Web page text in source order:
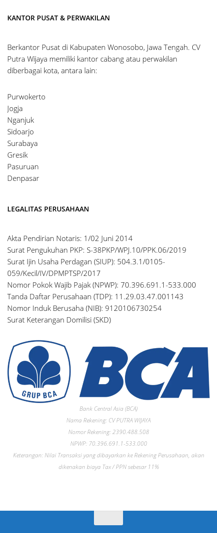
KANTOR PUSAT & PERWAKILAN
Berkantor Pusat di Kabupaten Wonosobo, Jawa Tengah. CV
Putra Wijaya memiliki kantor cabang atau perwakilan
diberbagai kota, antara lain:
Purwokerto
Jogja
Nganjuk
Sidoarjo
Surabaya
Gresik
Pasuruan
Denpasar
LEGALITAS PERUSAHAAN
Akta Pendirian Notaris: 1/02 Juni 2014
Surat Pengukuhan PKP: S-38PKP/WPJ.10/PPK.06/2019
Surat Ijin Usaha Perdagan (SIUP): 504.3.1/0105-
059/Kecil/IV/DPMPTSP/2017
Nomor Pokok Wajib Pajak (NPWP): 70.396.691.1-533.000
Tanda Daftar Perusahaan (TDP): 11.29.03.47.001143
Nomor Induk Berusaha (NIB): 9120106730254
Surat Keterangan Domilisi (SKD)
Bank Central Asia (BCA)
Nama Rekening: CV PUTRA WIJAYA
Nomor Rekening: 2390.488.508
NPWP: 70.396.691.1-533.000
Keterangan: Nilai Transaksi yang dibayarkan ke Rekening Perusahaan, akan
dikenakan biaya Tax / PPN sebesar 11%